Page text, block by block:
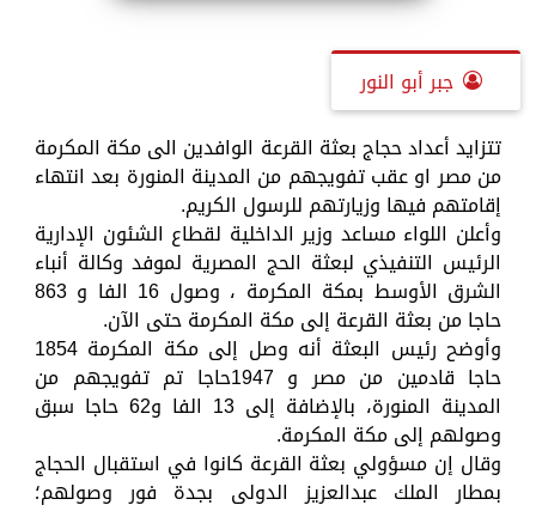
جبر أبو النور
تتزايد أعداد حجاج بعثة القرعة الوافدين الى مكة المكرمة
من مصر او عقب تفويجهم من المدينة المنورة بعد انتهاء
إقامتهم فيها وزيارتهم للرسول الكريم.
وأعلن اللواء مساعد وزير الداخلية لقطاع الشئون الإدارية
الرئيس التنفيذي لبعثة الحج المصرية لموفد وكالة أنباء
الشرق الأوسط بمكة المكرمة ، وصول 16 الفا و 863
حاجا من بعثة القرعة إلى مكة المكرمة حتى الآن.
وأوضح رئيس البعثة أنه وصل إلى مكة المكرمة 1854
حاجا قادمين من مصر و 1947حاجا تم تفويجهم من
المدينة المنورة، بالإضافة إلى 13 الفا و62 حاجا سبق
وصولهم إلى مكة المكرمة.
وقال إن مسؤولي بعثة القرعة كانوا في استقبال الحجاج
بمطار الملك عبدالعزيز الدولي بجدة فور وصولهم؛